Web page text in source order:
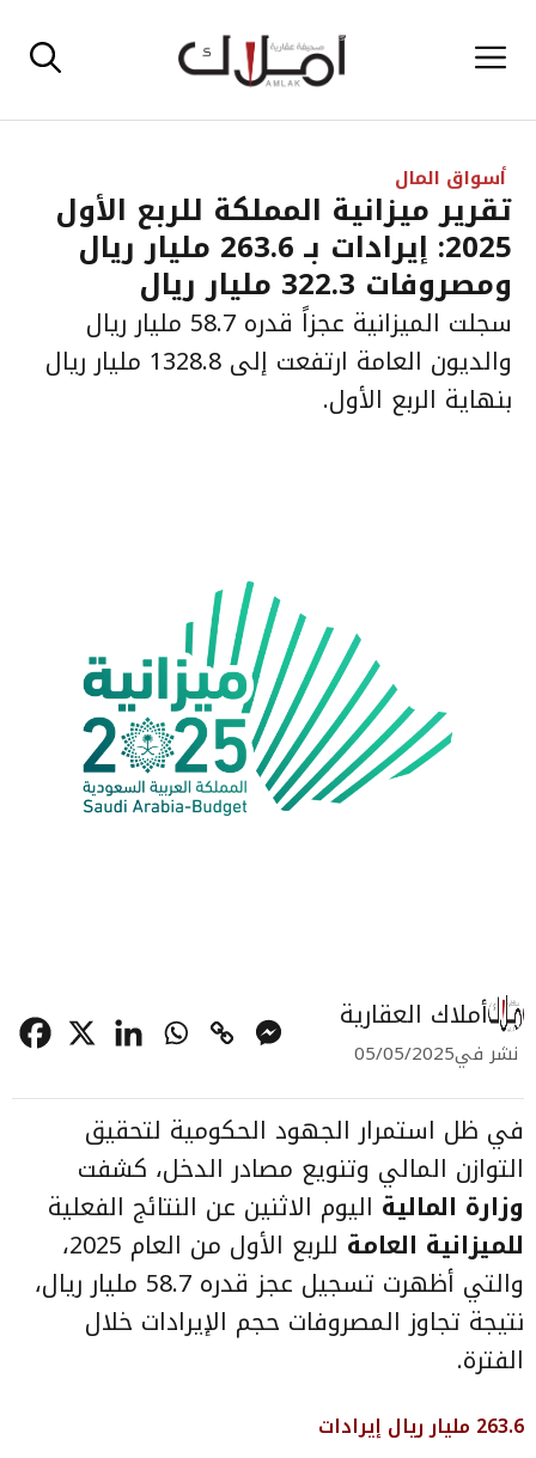
إلى القائمة
أسواق المال
تقرير ميزانية المملكة للربع الأول
2025: إيرادات بـ 263.6 مليار ريال
ومصروفات 322.3 مليار ريال
سجلت الميزانية عجزاً قدره 58.7 مليار ريال
والديون العامة ارتفعت إلى 1328.8 مليار ريال
بنهاية الربع الأول.
أملاك العقارية
نشر في05/05/2025
في ظل استمرار الجهود الحكومية لتحقيق
التوازن المالي وتنويع مصادر الدخل، كشفت
وزارة المالية اليوم الاثنين عن النتائج الفعلية
للميزانية العامة
للربع الأول من العام 2025،
والتي أظهرت تسجيل عجز قدره 58.7 مليار ريال،
نتيجة تجاوز المصروفات حجم الإيرادات خلال
الفترة.
263.6 مليار ريال إيرادات